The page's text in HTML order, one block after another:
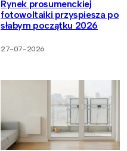
Rynek prosumenckiej
fotowoltaiki przyspiesza po
słabym początku 2026
27-07-2026